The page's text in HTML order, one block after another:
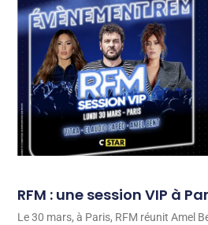
RFM : une session VIP à
Le 30 mars, à Paris, RFM réunit Amel